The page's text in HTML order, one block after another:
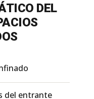
DEL
del entrante